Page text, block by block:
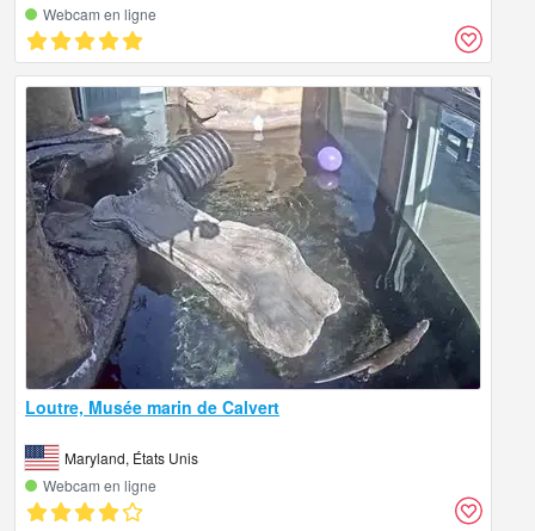
Webcam en ligne
Loutre, Musée marin de Calvert
Maryland, États Unis
Webcam en ligne